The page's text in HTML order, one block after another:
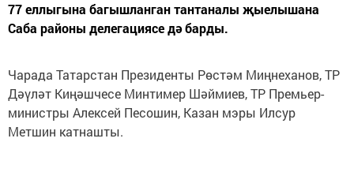
77 еллыгына багышланган тантаналы җыелышана
Саба районы делегациясе дә барды.
Чарада Татарстан Президенты Рөстәм Миңнеханов, ТР
Дәүләт Киңәшчесе Минтимер Шәймиев, ТР Премьер-
министры Алексей Песошин, Казан мэры Илсур
Метшин катнашты.